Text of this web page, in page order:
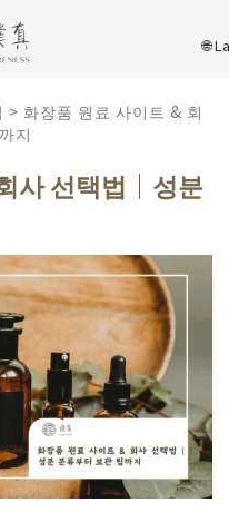
> 화장품 원료 사이트 & 회
지
사 선택법｜성분